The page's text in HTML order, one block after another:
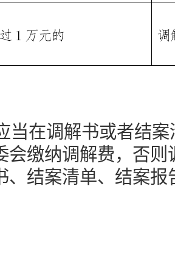
当在调解书或者结
会缴纳调解费，否
、结案清单、结案